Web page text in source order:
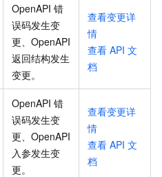
OpenAPI 错
误码发生变
更、OpenAPI
返回结构发生
变更。
查看变更详
情
查看 API 文
档
OpenAPI 错
误码发生变
更、OpenAPI
入参发生变
更。
查看变更详
情
查看 API 文
档